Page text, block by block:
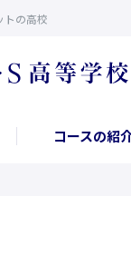
トの高校
コースの紹